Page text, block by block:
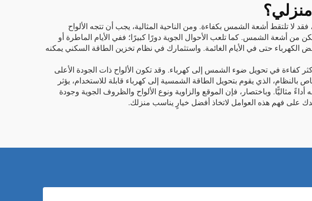
لا تلتقط أشعة الشمس بكفاءة. ومن الناحية المثالية، يجب أن تتجه الألواح
من أشعة الشمس. كما تلعب الأحوال الجوية دورًا كبيرًا؛ ففي الأيام الماطرة أو
الكهرباء حتى في الأيام الغائمة. واستثمارك في نظام تخزين الطاقة السكني يمكنه
كفاءة في تحويل ضوء الشمس إلى كهرباء. وقد تكون الألواح ذات الجودة الأعلى
بالنظام، الذي يقوم بتحويل الطاقة الشمسية إلى كهرباء قابلة للاستخدام، يؤثر
مثاليًّا. وباختصار، فإن الموقع والزاوية ونوع الألواح والظروف الجوية وجودة